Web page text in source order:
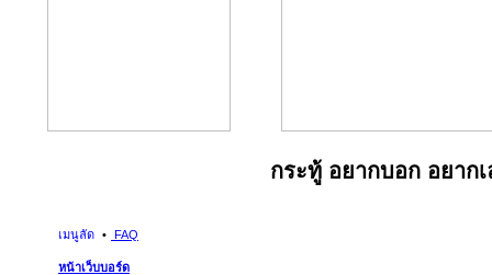
กระทู้ อยากบอก อยากเ
เมนูลัด FAQ
หน้าเว็บบอร์ด